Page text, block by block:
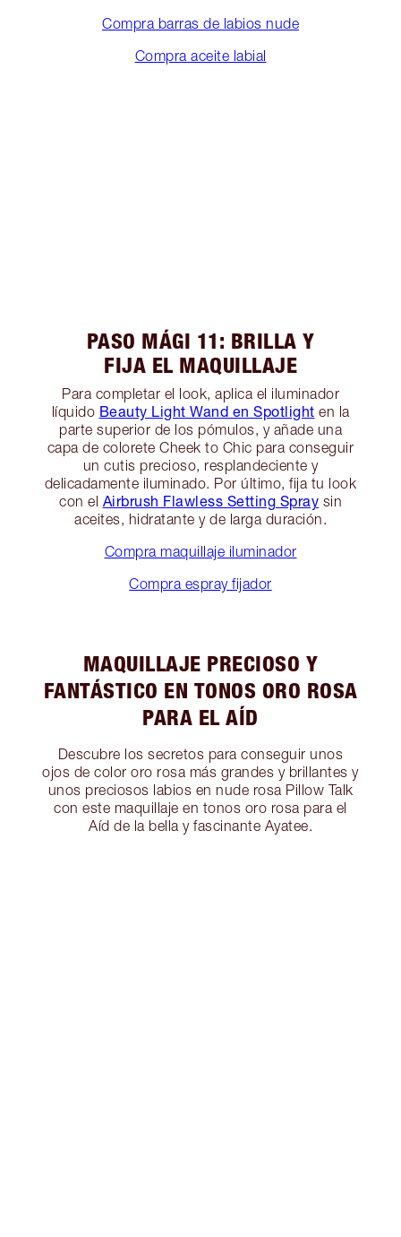
Compra barras de labios nude
Compra aceite labial
PASO MÁGI 11: BRILLA Y
FIJA EL MAQUILLAJE
Para completar el look, aplica el iluminador
líquido Beauty Light Wand en Spotlight en la
parte superior de los pómulos, y añade una
capa de colorete Cheek to Chic para conseguir
un cutis precioso, resplandeciente y
delicadamente iluminado. Por último, fija tu look
con el Airbrush Flawless Setting Spray sin
aceites, hidratante y de larga duración.
Compra maquillaje iluminador
Compra espray fijador
MAQUILLAJE PRECIOSO Y
FANTÁSTICO EN TONOS ORO ROSA
PARA EL AÍD
Descubre los secretos para conseguir unos
ojos de color oro rosa más grandes y brillantes y
unos preciosos labios en nude rosa Pillow Talk
con este maquillaje en tonos oro rosa para el
Aíd de la bella y fascinante Ayatee.